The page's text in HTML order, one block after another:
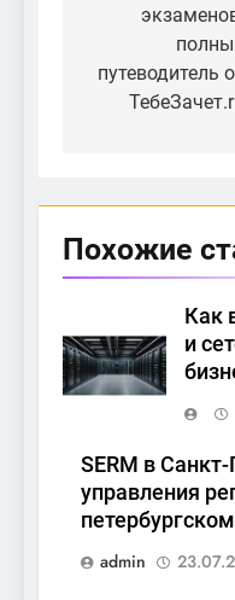
путеводитель
Похожие
Как
и
SERM в
управления
admin